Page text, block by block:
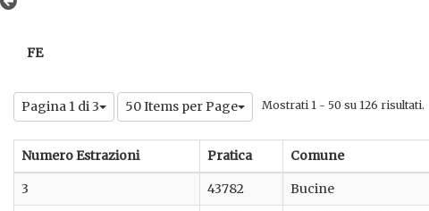
FE
Pagina 1 di 3 50 Items per Page Mostrati 1 - 50 su 126 risultati.
Numero Estrazioni Pratica Comune
3 43782 Bucine